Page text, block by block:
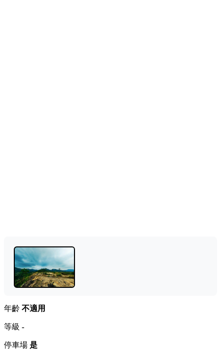
年齡 不適用
等級 -
停車場 是